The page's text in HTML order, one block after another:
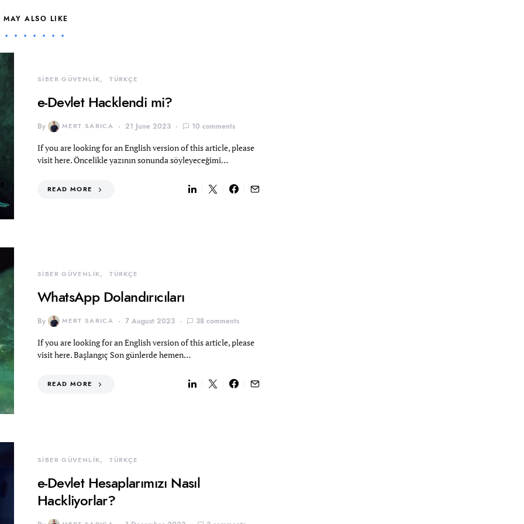
MAY ALSO LIKE
SİBER GÜVENLİK TÜRKÇE
e-Devlet Hacklendi mi?
By MERT SARICA 21 June 2023 10 comments
If you are looking for an English version of this article, please
visit here. Öncelikle yazının sonunda söyleyeceğimi…
READ MORE
SİBER GÜVENLİK TÜRKÇE
WhatsApp Dolandırıcıları
By MERT SARICA 7 August 2023 38 comments
If you are looking for an English version of this article, please
visit here. Başlangıç Son günlerde hemen…
READ MORE
SİBER GÜVENLİK TÜRKÇE
e-Devlet Hesaplarımızı Nasıl
Hackliyorlar?